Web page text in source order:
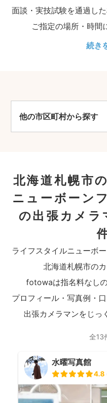
面談・実技試験を通過し
ご指定の場所・時間
続き
他の市区町村から探す
北海道札幌市
ニューボーン
の出張カメラ
ライフスタイルニューボ
北海道札幌市の
fotowaは指名料なし
プロフィール・写真例・
出張カメラマンをじっ
全13
水曜写真館
4.8